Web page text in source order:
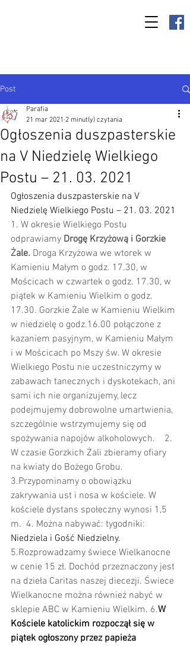
Post
Ogłoszenia duszpasterskie
na V Niedzielę Wielkiego
Postu – 21. 03. 2021
Parafia
21 mar 2021 2 minut(y) czytania
Ogłoszenia duszpasterskie na V
Niedzielę Wielkiego Postu – 21. 03. 2021
1. W okresie Wielkiego Postu
odprawiamy Drogę Krzyżową i Gorzkie
Żale. Droga Krzyżowa we wtorek w
Kamieniu Małym o godz. 17.30, w
Mościcach w czwartek o godz. 17.30, w
piątek w Kamieniu Wielkim o godz.
17.30. Gorzkie Żale w Kamieniu Wielkim
w niedzielę o godz.16.00 połączone z
kazaniem pasyjnym, w Kamieniu Małym
i w Mościcach po Mszy św. W okresie
Wielkiego Postu nie uczestniczymy w
zabawach tanecznych i dyskotekach, ani
sami ich nie organizujemy, lecz
podejmujemy dobrowolne umartwienia,
szczególnie wstrzymujemy się od
spożywania napojów alkoholowych.
2.
W czasie Gorzkich Żali zbieramy ofiary
na kwiaty do Bożego Grobu.
3.Przypominamy o obowiązku
zakrywania ust i nosa w kościele. W
kościele dystans społeczny wynosi 1,5
m. 4. Można nabywać: tygodniki:
Niedziela i Gość Niedzielny.
5.Rozprowadzamy świece Wielkanocne
w cenie 15 zł. Dochód przeznaczony jest
na dzieła Caritas naszej diecezji. Świece
Wielkanocne można również nabyć w
sklepie ABC w Kamieniu Wielkim. 6.W
Kościele katolickim rozpoczął się w
piątek ogłoszony przez papieża